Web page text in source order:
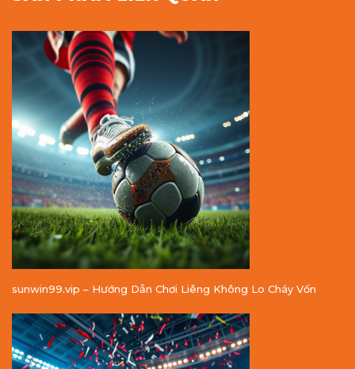
sunwin99.vip – Hướng Dẫn Chơi Liêng Không Lo Cháy Vốn